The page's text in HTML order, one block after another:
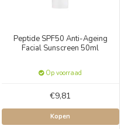
Peptide SPF50 Anti-Ageing
Facial Sunscreen 50ml
Op voorraad
€9,81
Kopen